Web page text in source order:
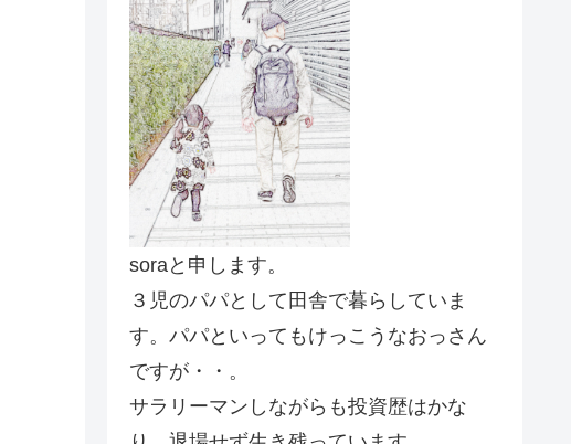
soraと申します。
３児のパパとして田舎で暮らしていま
す。パパといってもけっこうなおっさん
ですが・・。
サラリーマンしながらも投資歴はかな